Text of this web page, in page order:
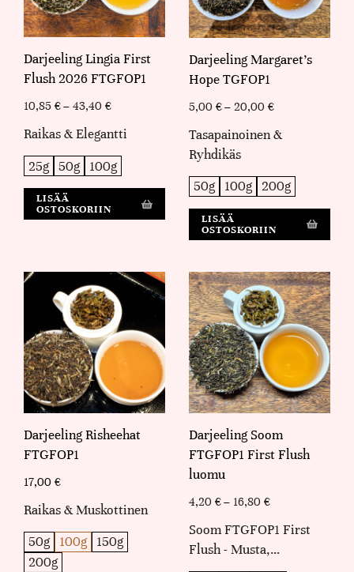
25g 50g 100g
Darjeeling Lingia First
Flush 2026 FTGFOP1
10,85 € – 43,40 €
Raikas & Elegantti
LISÄÄ
OSTOSKORIIN
50g 100g 200g
Darjeeling Margaret's
Hope TGFOP1
5,00 € – 20,00 €
Tasapainoinen &
Ryhdikäs
LISÄÄ
OSTOSKORIIN
50g 100g
150g
200g
Darjeeling Risheehat
FTGFOP1
17,00 €
Raikas & Muskottinen
Darjeeling Soom
FTGFOP1 First Flush
luomu
4,20 € – 16,80 €
Soom FTGFOP1 First
Flush - Musta,…